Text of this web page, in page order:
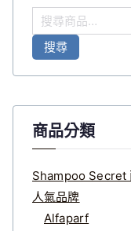
搜
尋
搜尋
商品分類
Shampoo Secret
人氣品牌
Alfaparf